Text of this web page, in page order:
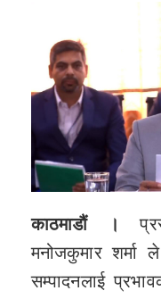
काठमाडौं ।
मनोजकुमार शर्मा
सम्पादनलाई